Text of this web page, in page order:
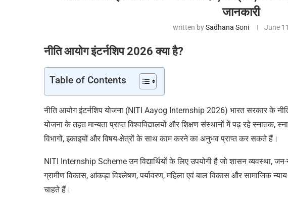
जानकारी
written bySadhana Soni June
नीति आयोग इंटर्नशिप 2026 क्या है?
Table of Contents
नीति आयोग इंटर्नशिप योजना (NITI Aayog Internship 2026) भारत सरकार के
योजना के तहत मान्यता प्राप्त विश्वविद्यालयों और शिक्षण संस्थानों में पढ़ रहे स्नातक,
विभागों, इकाइयों और विषय-क्षेत्रों के साथ काम करने का अनुभव प्राप्त कर सकते हैं।
NITI Internship Scheme उन विद्यार्थियों के लिए उपयोगी है जो शासन व्यवस्था, जन-
ग्रामीण विकास, आंकड़ा विश्लेषण, पर्यावरण, महिला एवं बाल विकास और सामाजिक
चाहते हैं।